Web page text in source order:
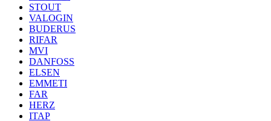
STOUT
VALOGIN
BUDERUS
RIFAR
MVI
DANFOSS
ELSEN
EMMETI
FAR
HERZ
ITAP